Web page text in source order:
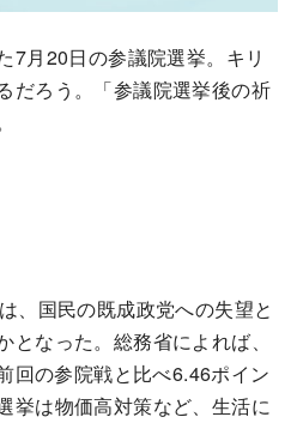
7月20日の参議院選挙。キリ
だろう。「参議院選挙後の祈
、国民の既成政党への失望と
なった。総務省によれば、
回の参院戦と比べ6.46ポイン
挙は物価高対策など、生活に